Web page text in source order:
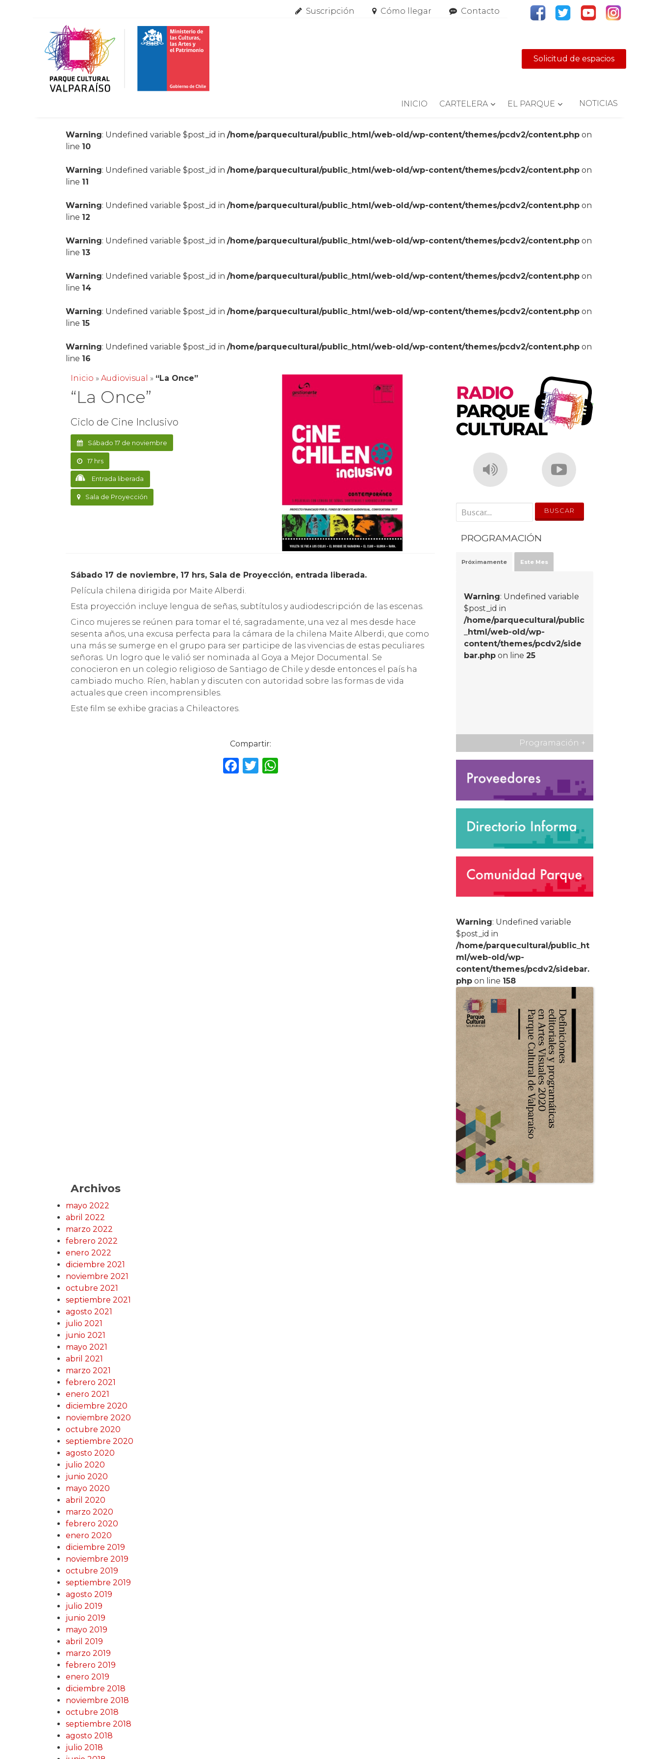
Suscripción Cómo llegar Contacto
Solicitud de espacios
INICIO CARTELERA EL PARQUE NOTICIAS
Warning: Undefined variable $post_id in/home/parquecultural/public_html/web-old/wp-content/themes/pcdv2/content.php on
line 10
Warning: Undefined variable $post_id in/home/parquecultural/public_html/web-old/wp-content/themes/pcdv2/content.php on
line 11
Warning: Undefined variable $post_id in/home/parquecultural/public_html/web-old/wp-content/themes/pcdv2/content.php on
line 12
Warning: Undefined variable $post_id in/home/parquecultural/public_html/web-old/wp-content/themes/pcdv2/content.php on
line 13
Warning: Undefined variable $post_id in/home/parquecultural/public_html/web-old/wp-content/themes/pcdv2/content.php on
line 14
Warning: Undefined variable $post_id in/home/parquecultural/public_html/web-old/wp-content/themes/pcdv2/content.php on
line 15
Warning: Undefined variable $post_id in/home/parquecultural/public_html/web-old/wp-content/themes/pcdv2/content.php on
line 16
Inicio »Audiovisual » “La Once”
“La Once”
Ciclo de Cine Inclusivo
Sábado 17 de noviembre
17 hrs
Entrada liberada
Sala de Proyección
Sábado 17 de noviembre, 17 hrs, Sala de Proyección, entrada liberada.
Película chilena dirigida por Maite Alberdi.
Esta proyección incluye lengua de señas, subtítulos y audiodescripción de las escenas.
Cinco mujeres se reúnen para tomar el té, sagradamente, una vez al mes desde hace
sesenta años, una excusa perfecta para la cámara de la chilena Maite Alberdi, que como
una más se sumerge en el grupo para ser participe de las vivencias de estas peculiares
señoras. Un logro que le valió ser nominada al Goya a Mejor Documental. Se
conocieron en un colegio religioso de Santiago de Chile y desde entonces el país ha
cambiado mucho. Ríen, hablan y discuten con autoridad sobre las formas de vida
actuales que creen incomprensibles.
Este film se exhibe gracias a Chileactores.
Compartir:
F T W
' . __('Search for:') . '
PROGRAMACIÓN
Próximamente Este Mes
Warning: Undefined variable
$post_id in
/home/parquecultural/public
_html/web-old/wp-
content/themes/pcdv2/side
bar.php on line25
Programación +
Warning: Undefined variable
$post_id in
/home/parquecultural/public_ht
ml/web-old/wp-
content/themes/pcdv2/sidebar.
php on line 158
Archivos
mayo 2022
abril 2022
marzo 2022
febrero 2022
enero 2022
diciembre 2021
noviembre 2021
octubre 2021
septiembre 2021
agosto 2021
julio 2021
junio 2021
mayo 2021
abril 2021
marzo 2021
febrero 2021
enero 2021
diciembre 2020
noviembre 2020
octubre 2020
septiembre 2020
agosto 2020
julio 2020
junio 2020
mayo 2020
abril 2020
marzo 2020
febrero 2020
enero 2020
diciembre 2019
noviembre 2019
octubre 2019
septiembre 2019
agosto 2019
julio 2019
junio 2019
mayo 2019
abril 2019
marzo 2019
febrero 2019
enero 2019
diciembre 2018
noviembre 2018
octubre 2018
septiembre 2018
agosto 2018
julio 2018